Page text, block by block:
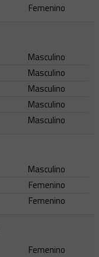
Femenino
Masculino
Masculino
Masculino
Masculino
Masculino
Masculino
Femenino
Femenino
Femenino